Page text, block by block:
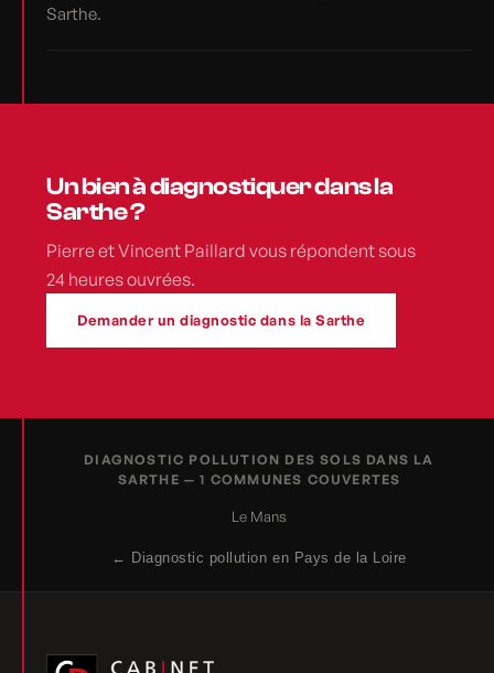
Sarthe.
Un bien à diagnostiquer dans la
Sarthe ?
Pierre et Vincent Paillard vous répondent sous
24 heures ouvrées.
Demander un diagnostic dans la Sarthe
DIAGNOSTIC POLLUTION DES SOLS DANS LA
SARTHE — 1 COMMUNES COUVERTES
Le Mans
← Diagnostic pollution en Pays de la Loire